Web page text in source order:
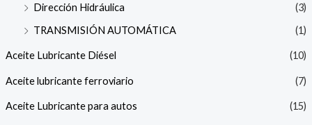
Dirección Hidráulica
(3)
TRANSMISIÓN AUTOMÁTICA
(1)
Aceite Lubricante Diésel (10)
Aceite lubricante ferroviario (7)
Aceite Lubricante para autos (15)